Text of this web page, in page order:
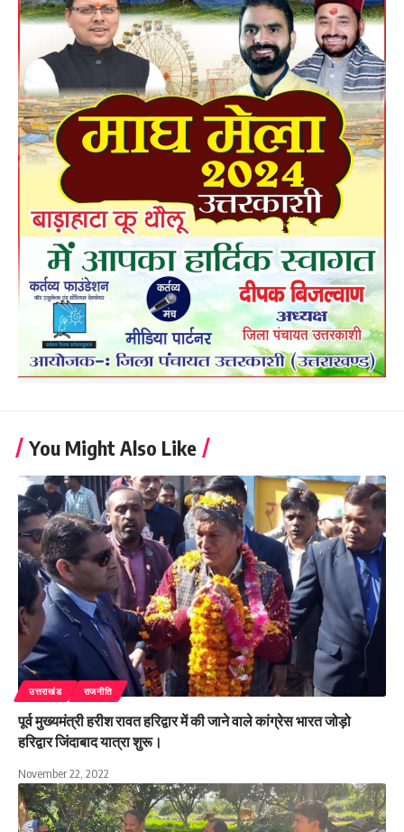
You Might Also Like
उत्तराखंड राजनीति
पूर्व मुख्यमंत्री हरीश रावत हरिद्वार में की जाने वाले कांग्रेस भारत जोड़ो
हरिद्वार जिंदाबाद यात्रा शुरू।
November 22, 2022